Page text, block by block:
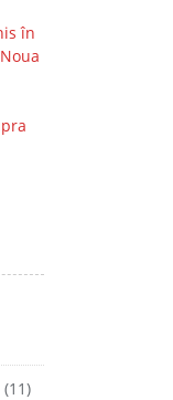
în
(11)